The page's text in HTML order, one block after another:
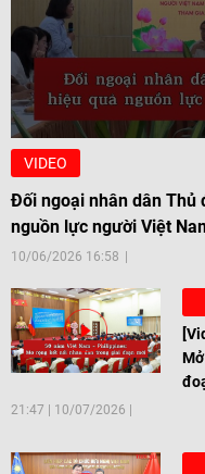
VIDEO
Đối ngoại nhân dân Thủ
nguồn lực người Việt
10/06/2026 16:58
21:47 10/07/2026